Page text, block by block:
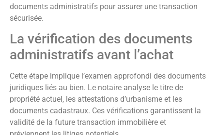
documents administratifs pour assurer une transaction
sécurisée.
La vérification des documents
administratifs avant l’achat
Cette étape implique l’examen approfondi des documents
juridiques liés au bien. Le notaire analyse le titre de
propriété actuel, les attestations d’urbanisme et les
documents cadastraux. Ces vérifications garantissent la
validité de la future transaction immobilière et